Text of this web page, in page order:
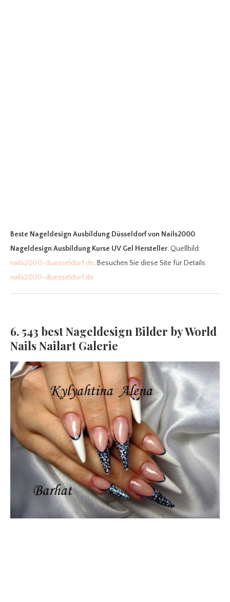
Beste Nageldesign Ausbildung Düsseldorfvon Nails2000
Nageldesign Ausbildung Kurse UV Gel Hersteller. Quellbild:
nails2000-duesseldorf.de. Besuchen Sie diese Site für Details:
nails2000-duesseldorf.de
6. 543 best Nageldesign Bilder by World
Nails Nailart Galerie